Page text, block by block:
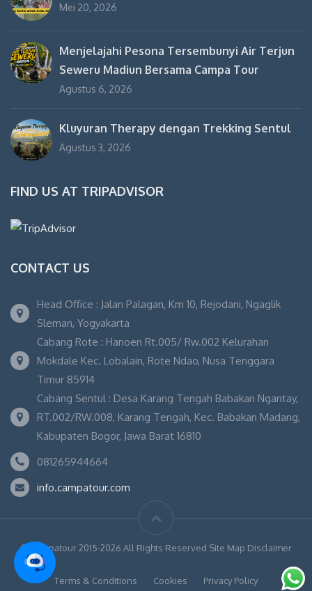
Mei 20, 2026
Menjelajahi Pesona Tersembunyi Air Terjun
Seweru Madiun Bersama Campa Tour
Agustus 6, 2026
Kluyuran Therapy dengan Trekking Sentul
Agustus 3, 2026
FIND US AT TRIPADVISOR
CONTACT US
Head Office : Jalan Palagan, Km 10, Rejodani, Ngaglik
Sleman, Yogyakarta
Cabang Rote : Hanoen Rt.005/ Rw.002 Kelurahan
Mokdale Kec. Lobalain, Rote Ndao, Nusa Tenggara
Timur 85914
Cabang Sentul : Desa Karang Tengah Babakan Ngantay,
RT.002/RW.008, Karang Tengah, Kec. Babakan Madang,
Kabupaten Bogor, Jawa Barat 16810
081265944664
info.campatour.com
© Campatour 2015-2026 All Rights Reserved Site Map Disclaimer
Terms & Conditions Cookies Privacy Policy